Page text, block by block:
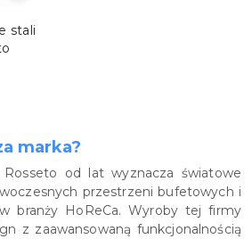
stali
marka?
Rosseto od lat wyznacza światowe
przestrzeni bufetowych i
branży HoReCa. Wyroby tej firmy
z zaawansowaną funkcjonalnością